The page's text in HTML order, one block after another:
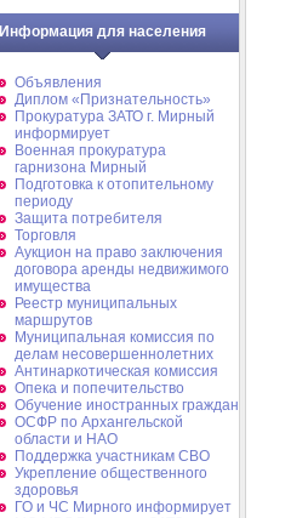
Информация для населения
Объявления
Диплом «Признательность»
Прокуратура ЗАТО г. Мирный
информирует
Военная прокуратура
гарнизона Мирный
Подготовка к отопительному
периоду
Защита потребителя
Торговля
Аукцион на право заключения
договора аренды недвижимого
имущества
Реестр муниципальных
маршрутов
Муниципальная комиссия по
делам несовершеннолетних
Антинаркотическая комиссия
Опека и попечительство
Обучение иностранных граждан
ОСФР по Архангельской
области и НАО
Поддержка участникам СВО
Укрепление общественного
здоровья
ГО и ЧС Мирного информирует